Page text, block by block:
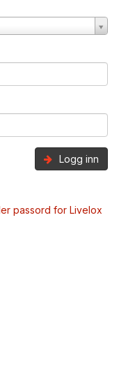
Logg inn
passord for Livelox